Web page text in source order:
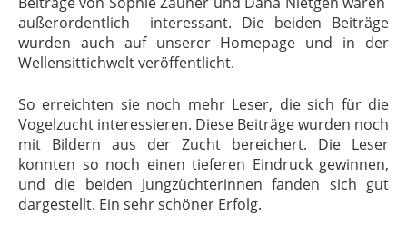
außerordentlich interessant. Die beiden Beiträge
wurden auch auf unserer Homepage und in der
Wellensittichwelt veröffentlicht.
So erreichten sie noch mehr Leser, die sich für die
Vogelzucht interessieren. Diese Beiträge wurden noch
mit Bildern aus der Zucht bereichert. Die Leser
konnten so noch einen tieferen Eindruck gewinnen,
und die beiden Jungzüchterinnen fanden sich gut
dargestellt. Ein sehr schöner Erfolg.